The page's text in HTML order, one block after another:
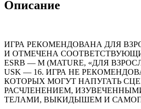
Описание
ИГРА РЕКОМЕНДОВАНА ДЛЯ
И ОТМЕЧЕНА
ESRB — M (MATURE, «ДЛЯ
USK — 16. ИГРА НЕ
КОТОРЫХ МОГУТ НАПУГАТЬ
РАСЧЛЕНЕНИЕМ,
ТЕЛАМИ, ВЫКИДЫШЕМ И